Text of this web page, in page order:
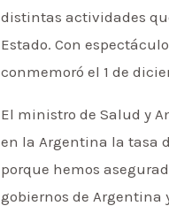
distintas actividades
Estado. Con
conmemoró el 1 de
El ministro de Salud y
en la Argentina la tasa
porque hemos
gobiernos de Argentina